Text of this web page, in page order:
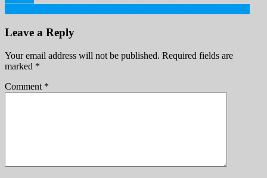
navigation
Leave a Reply
Your email address will not be published. Required fields are
marked *
Comment *